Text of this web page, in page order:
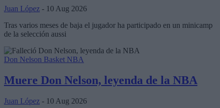
Juan López - 10 Aug 2026
Tras varios meses de baja el jugador ha participado en un minicamp
de la selección aussi
Don Nelson Basket NBA
Muere Don Nelson, leyenda de la NBA
Juan López - 10 Aug 2026